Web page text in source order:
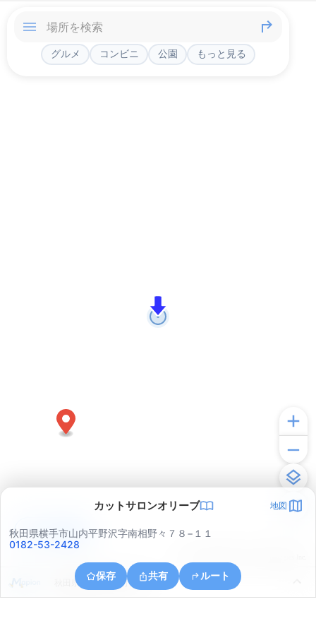
グルメ コンビニ 公園 もっと見る
カットサロンオリーブ 地図
秋田県横手市山内平野沢字南相野々７８−１１
0182-53-2428
保存 共有 ルート
秋田県横手市山内小松川
アプリで見る